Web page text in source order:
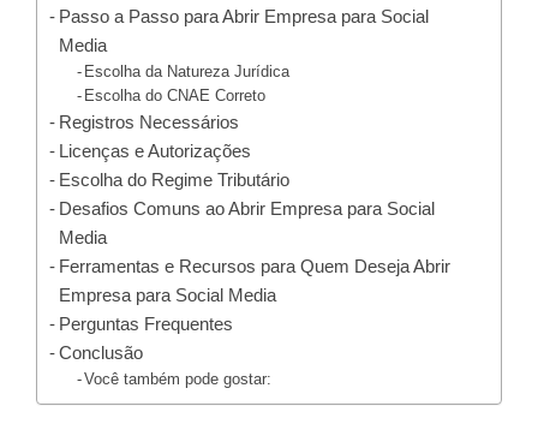
Passo a Passo para Abrir Empresa para Social
Media
Escolha da Natureza Jurídica
Escolha do CNAE Correto
Registros Necessários
Licenças e Autorizações
Escolha do Regime Tributário
Desafios Comuns ao Abrir Empresa para Social
Media
Ferramentas e Recursos para Quem Deseja Abrir
Empresa para Social Media
Perguntas Frequentes
Conclusão
Você também pode gostar: